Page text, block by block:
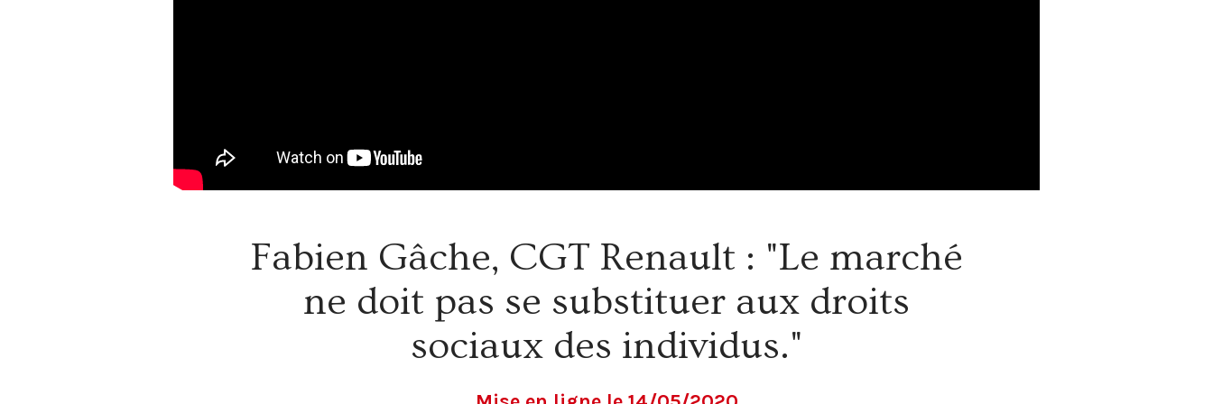
Fabien Gâche, CGT Renault : "Le marché
ne doit pas se substituer aux droits
sociaux des individus."